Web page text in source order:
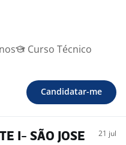
Curso Técnico
Candidatar-me
I- SÃO JOSE
21 jul